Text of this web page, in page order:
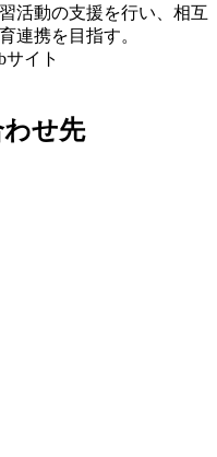
活動の支援を行い、相互
連携を目指す。
イト
せ先